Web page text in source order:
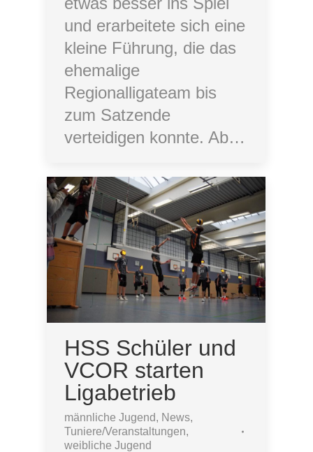
und erarbeitete sich eine
kleine Führung, die das
ehemalige
Regionalligateam bis
zum Satzende
verteidigen konnte. Ab…
HSS Schüler und
VCOR starten
Ligabetrieb
männliche Jugend, News,
Tuniere/Veranstaltungen,
weibliche Jugend